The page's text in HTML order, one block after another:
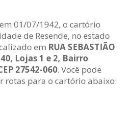
01/07/1942, o cartório
de Resende, no estado
em RUA SEBASTIÃO
Lojas 1 e 2, Bairro
27542-060. Você pode
rotas para o cartório abaixo: